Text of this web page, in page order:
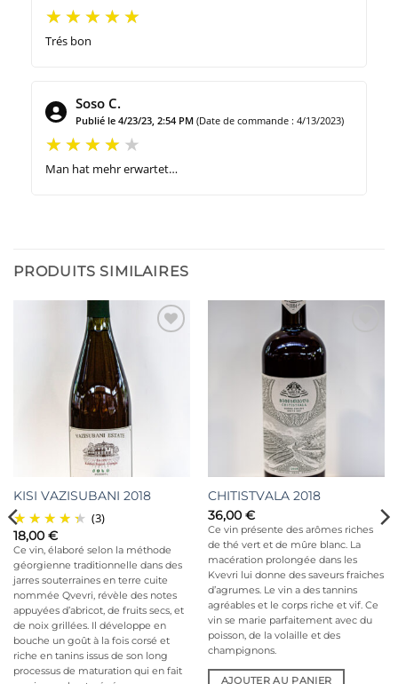
Trés bon
Soso C.
Publié le 4/23/23, 2:54 PM (Date de commande : 4/13/2023)
Man hat mehr erwartet…
PRODUITS SIMILAIRES
KISI VAZISUBANI 2018
(3)
18,00 €
Ce vin, élaboré selon la méthode
géorgienne traditionnelle dans des
jarres souterraines en terre cuite
nommée Qvevri, révèle des notes
appuyées d’abricot, de fruits secs, et
de noix grillées. Il développe en
bouche un goût à la fois corsé et
riche en tanins issus de son long
processus de maturation qui en fait
CHITISTVALA 2018
36,00 €
Ce vin présente des arômes riches
de thé vert et de mûre blanc. La
macération prolongée dans les
Kvevri lui donne des saveurs fraiches
d’agrumes. Le vin a des tannins
agréables et le corps riche et vif. Ce
vin se marie parfaitement avec du
poisson, de la volaille et des
champignons.
AJOUTER AU PANIER